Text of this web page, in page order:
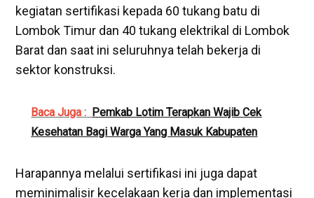
kegiatan sertifikasi kepada 60 tukang batu di
Lombok Timur dan 40 tukang elektrikal di Lombok
Barat dan saat ini seluruhnya telah bekerja di
sektor konstruksi.
Baca Juga : Pemkab Lotim Terapkan Wajib Cek
Kesehatan Bagi Warga Yang Masuk Kabupaten
Harapannya melalui sertifikasi ini juga dapat
meminimalisir kecelakaan kerja dan implementasi